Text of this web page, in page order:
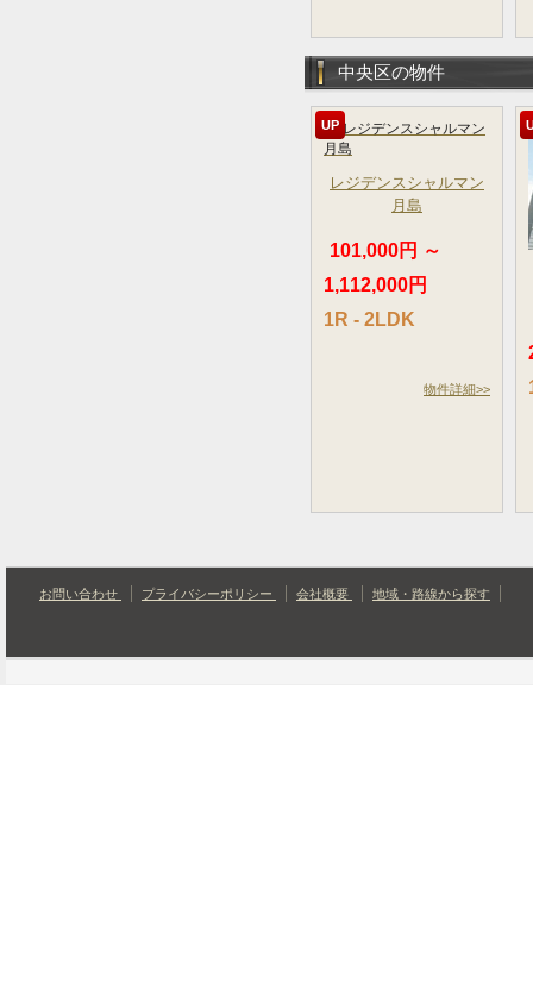
中央区の物件
UP
レジデンスシャルマン
月島
101,000円 ～
1,112,000円
1R - 2LDK
物件詳細>>
お問い合わせ プライバシーポリシー 会社概要 地域・路線から探す